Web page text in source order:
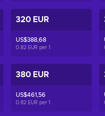
320 EUR
US$388,68
0.82 EUR per 1
380 EUR
US$461,56
0.82 EUR per 1